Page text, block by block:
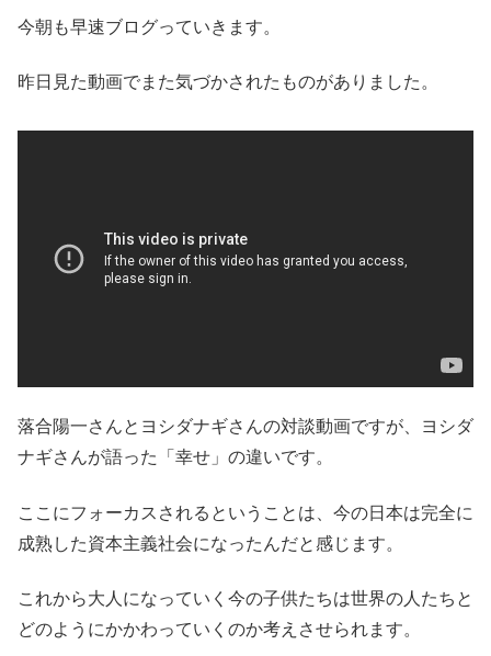
今朝も早速ブログっていきます。
昨日見た動画でまた気づかされたものがありました。
落合陽一さんとヨシダナギさんの対談動画ですが、ヨシダ
ナギさんが語った「幸せ」の違いです。
ここにフォーカスされるということは、今の日本は完全に
成熟した資本主義社会になったんだと感じます。
これから大人になっていく今の子供たちは世界の人たちと
どのようにかかわっていくのか考えさせられます。